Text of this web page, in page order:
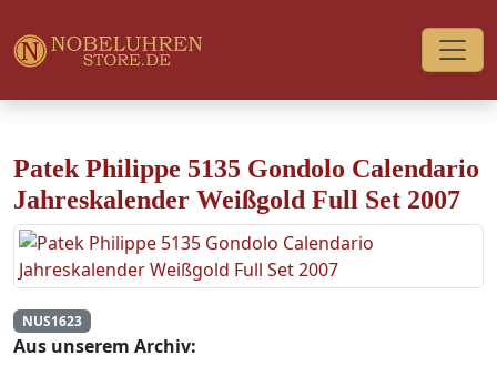
Patek Philippe 5135 Gondolo Calendario
Jahreskalender Weißgold Full Set 2007
NUS1623
Aus unserem Archiv: